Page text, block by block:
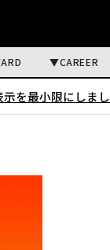
CAREER
を最小限にしま